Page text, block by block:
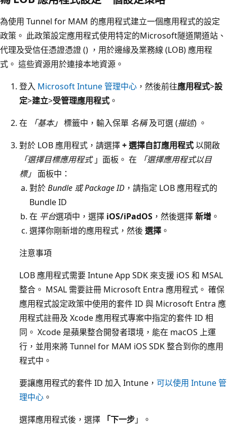
為使用 Tunnel for MAM 的應用程式建立一個應用程式的設定
政策。 此政策設定應用程式使用特定的Microsoft隧道閘道站、
代理及受信任憑證憑證 () ，用於邊緣及業務線 (LOB) 應用程
式。 這些資源用於連接本地資源。
登入 Microsoft Intune 管理中心 ，然後前往應用程式>設
定>建立>受管理應用程式 。
在
「基本」 標籤中，輸入保單 名稱及可選 (描述) 。
對於 LOB 應用程式，請選擇+ 選擇自訂應用程式以開啟
「選擇目標應用程式」面板。 在
「選擇應用程式以目
標」 面板中：
對於Bundle 或 Package ID ，請指定 LOB 應用程式的
Bundle ID
在 平台選項中，選擇 iOS/iPadOS ，然後選擇新增 。
選擇你剛新增的應用程式，然後 選擇 。
注意事項
LOB 應用程式需要 Intune App SDK 來支援 iOS 和 MSAL
整合。 MSAL 需要註冊 Microsoft Entra 應用程式。 確保
應用程式設定政策中使用的套件 ID 與 Microsoft Entra 應
用程式註冊及 Xcode 應用程式專案中指定的套件 ID 相
同。 Xcode 是蘋果整合開發者環境，能在 macOS 上運
行，並用來將 Tunnel for MAM iOS SDK 整合到你的應用
程式中。
要讓應用程式的套件 ID 加入 Intune， 可以使用 Intune 管
理中心 。
選擇應用程式後，選擇
「下一步」。